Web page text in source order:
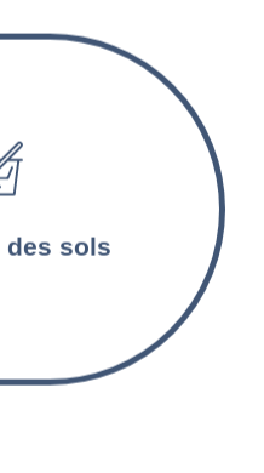
des sols
par nos
et les moquettes
en profondeur.